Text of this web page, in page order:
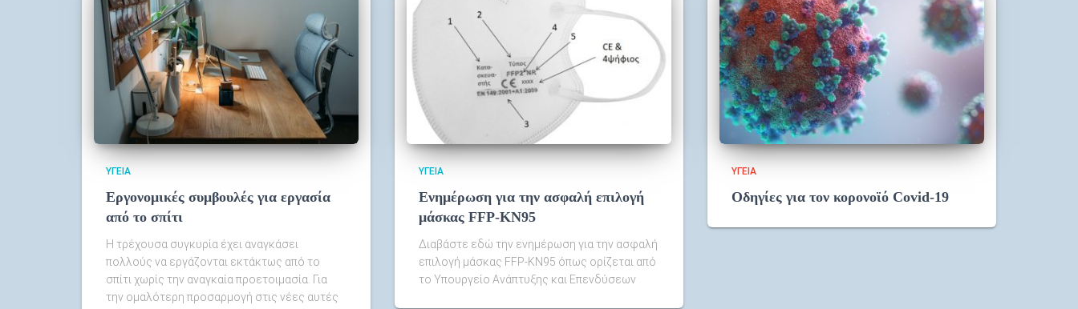
ΥΓΕΊΑ
Εργονομικές συμβουλές για εργασία
από το σπίτι
Η τρέχουσα συγκυρία έχει αναγκάσει
πολλούς να εργάζονται εκτάκτως από το
σπίτι χωρίς την αναγκαία προετοιμασία. Για
την ομαλότερη προσαρμογή στις νέες αυτές
ΥΓΕΊΑ
Ενημέρωση για την ασφαλή επιλογή
μάσκας FFP-KN95
Διαβάστε εδώ την ενημέρωση για την ασφαλή
επιλογή μάσκας FFP-KN95 όπως ορίζεται από
το Υπουργείο Ανάπτυξης και Επενδύσεων
ΥΓΕΊΑ
Οδηγίες για τον κορονοϊό Covid-19